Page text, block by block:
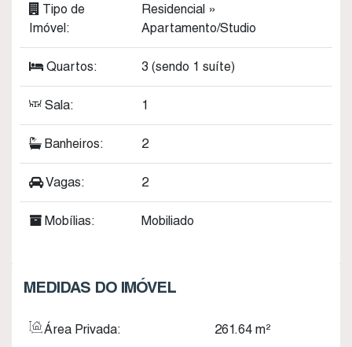
Tipo de
Imóvel:
Residencial »
Apartamento/Studio
Quartos: 3 (sendo 1 suíte)
Sala: 1
Banheiros: 2
Vagas: 2
Mobílias: Mobiliado
MEDIDAS DO IMÓVEL
Área Privada: 261.64 m²